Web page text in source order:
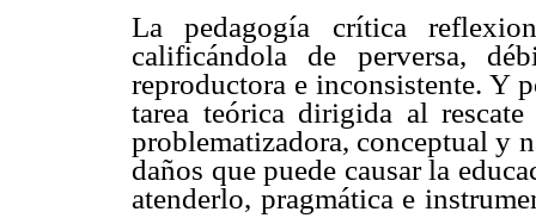
La pedagogía crítica
calificándola de perversa,
reproductora e inconsistente. Y
tarea teórica dirigida al
problematizadora, conceptual y
daños que puede causar la
atenderlo, pragmática e